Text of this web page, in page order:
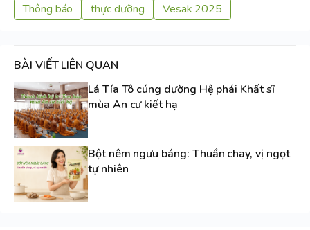
Thông báo
thực dưỡng Vesak 2025
BÀI VIẾT LIÊN QUAN
Lá Tía Tô cúng dường Hệ phái Khất sĩ
mùa An cư kiết hạ
Bột nêm ngưu báng: Thuần chay, vị ngọt
tự nhiên